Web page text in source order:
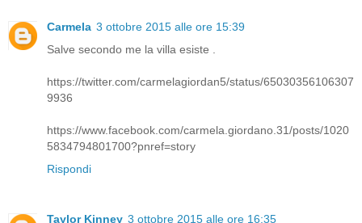
Carmela 3 ottobre 2015 alle ore 15:39
Salve secondo me la villa esiste .
https://twitter.com/carmelagiordan5/status/65030356106307
9936
https://www.facebook.com/carmela.giordano.31/posts/1020
5834794801700?pnref=story
Rispondi
Taylor Kinney 3 ottobre 2015 alle ore 16:35